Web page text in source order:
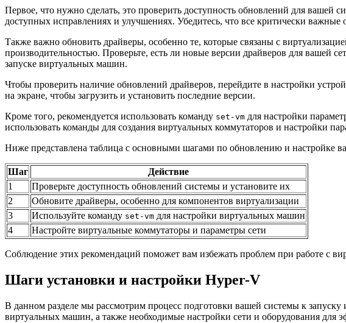
Первое, что нужно сделать, это проверить доступность обновлений для
доступных исправлениях и улучшениях. Убедитесь, что все критически
Также важно обновить драйверы, особенно те, которые связаны с
производительностью. Проверьте, есть ли новые версии драйверов для вашей
запуске виртуальных машин.
Чтобы проверить наличие обновлений драйверов, перейдите в настройки
на экране, чтобы загрузить и установить последние версии.
Кроме того, рекомендуется использовать команду set-vm для настройки
использовать команды для создания виртуальных коммутаторов и настройки
Ниже представлена таблица с основными шагами по обновлению и настройке
Шаг
Действие
1
Проверьте доступность обновлений системы и установите их
2
Обновите драйверы, особенно для компонентов виртуализации
3
Используйте команду set-vm для настройки виртуальных машин
4
Настройте виртуальные коммутаторы и параметры сети
Соблюдение этих рекомендаций поможет вам избежать проблем при работе с
Шаги установки и настройки Hyper-V
В данном разделе мы рассмотрим процесс подготовки вашей системы к
виртуальных машин, а также необходимые настройки сети и оборудования для